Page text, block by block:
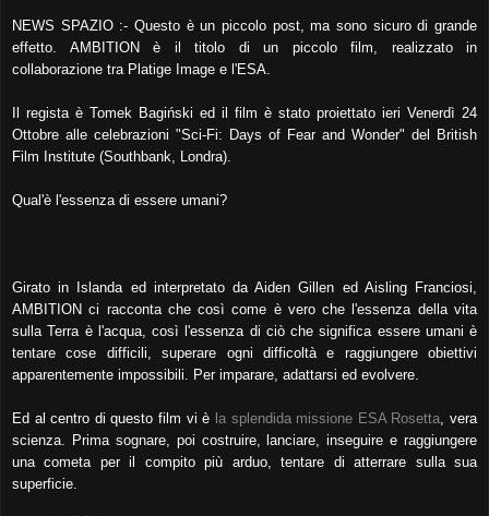
NEWS SPAZIO :- Questo è un piccolo post, ma sono sicuro di grande
effetto. AMBITION è il titolo di un piccolo film, realizzato in
collaborazione tra Platige Image e l'ESA.
Il regista è Tomek Bagiński ed il film è stato proiettato ieri Venerdì 24
Ottobre alle celebrazioni "Sci-Fi: Days of Fear and Wonder" del British
Film Institute (Southbank, Londra).
Qual'è l'essenza di essere umani?
Girato in Islanda ed interpretato da Aiden Gillen ed Aisling Franciosi,
AMBITION ci racconta che così come è vero che l'essenza della vita
sulla Terra è l'acqua, così l'essenza di ciò che significa essere umani è
tentare cose difficili, superare ogni difficoltà e raggiungere obiettivi
apparentemente impossibili. Per imparare, adattarsi ed evolvere.
Ed al centro di questo film vi è la splendida missione ESA Rosetta , vera
scienza. Prima sognare, poi costruire, lanciare, inseguire e raggiungere
una cometa per il compito più arduo,tentare di atterrare sulla sua
superficie.